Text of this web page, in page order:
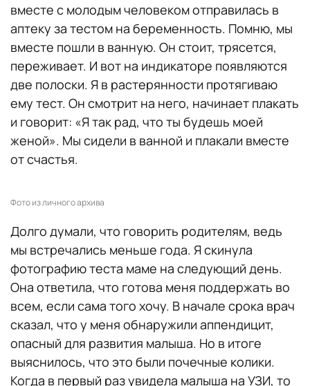
вместе с молодым человеком отправилась в
аптеку за тестом на беременность. Помню, мы
вместе пошли в ванную. Он стоит, трясется,
переживает. И вот на индикаторе появляются
две полоски. Я в растерянности протягиваю
ему тест. Он смотрит на него, начинает плакать
и говорит: «Я так рад, что ты будешь моей
женой». Мы сидели в ванной и плакали вместе
от счастья.
Фото из личного архива
Долго думали, что говорить родителям, ведь
мы встречались меньше года. Я скинула
фотографию теста маме на следующий день.
Она ответила, что готова меня поддержать во
всем, если сама того хочу. В начале срока врач
сказал, что у меня обнаружили аппендицит,
опасный для развития малыша. Но в итоге
выяснилось, что это были почечные колики.
Когда в первый раз увидела малыша на УЗИ, то